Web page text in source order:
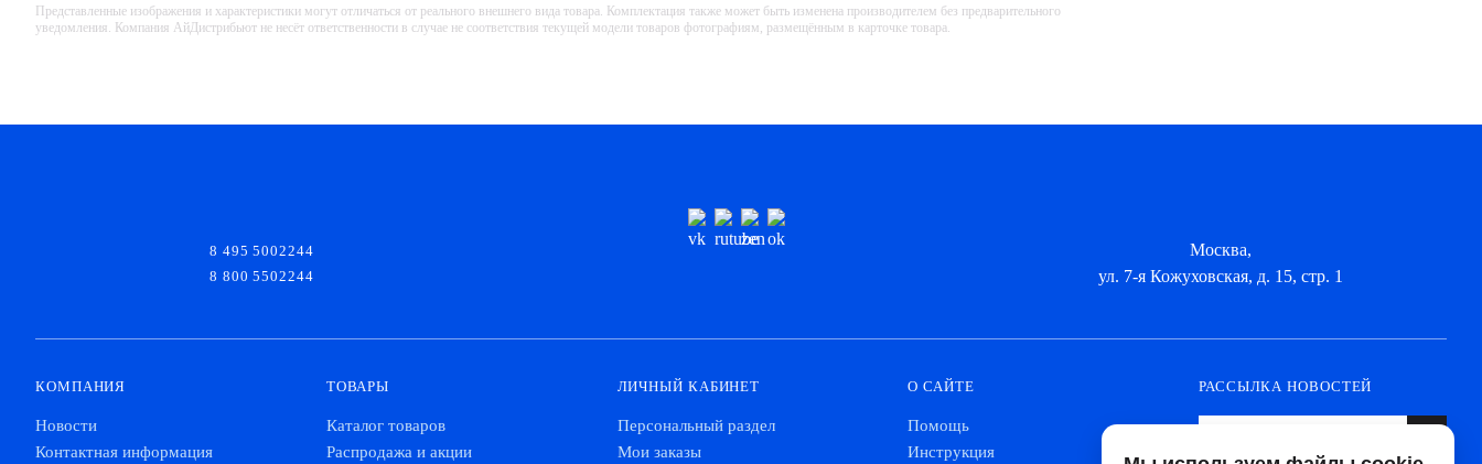
Представленные изображения и характеристики могут отличаться от реального внешнего вида товара. Комплектация также может быть изменена производителем без предварительного
уведомления. Компания АйДистрибьют не несёт ответственности в случае не соответствия текущей модели товаров фотографиям, размещённым в карточке товара.
8 495 5002244
8 800 5502244
Москва,
ул. 7-я Кожуховская, д. 15, стр. 1
КОМПАНИЯ
Новости
Контактная информация
ТОВАРЫ
Каталог товаров
Распродажа и акции
ЛИЧНЫЙ КАБИНЕТ
Персональный раздел
Мои заказы
О САЙТЕ
Помощь
Инструкция
РАССЫЛКА НОВОСТЕЙ